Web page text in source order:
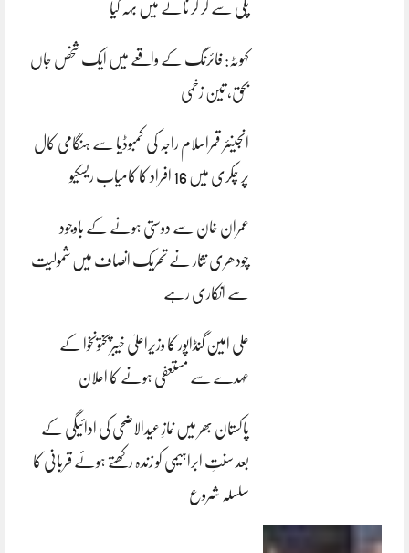
پلی سے گر کر نالے میں بہہ گیا
کہوٹہ: فائرنگ کے واقعے میں ایک شخص جاں
بحق، تین زخمی
انجینئر قمراسلام راجہ کی کمبوڈیا سے ہنگامی کال
پر چکری میں 16 افراد کا کامیاب ریسکیو
عمران خان سے دوستی ہونے کے باوجود
چودھری نثار نے تحریک انصاف میں شمولیت
سے انکاری رہے
علی امین گنڈاپور کا وزیراعلیٰ خیبرپختونخوا کے
عہدے سے مستعفی ہونے کا اعلان
پاکستان بھر میں نمازِ عیدالاضحی کی ادائیگی کے
بعد سنتِ ابراہیمی کو زندہ رکھتے ہوئے قربانی کا
سلسلہ شروع